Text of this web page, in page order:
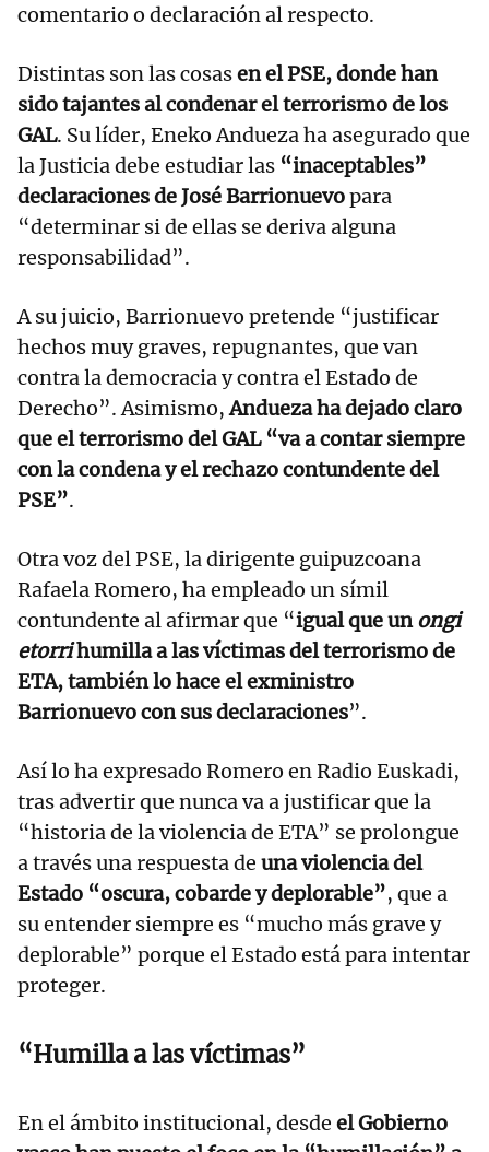
comentario o declaración al respecto.
Distintas son las cosasen el PSE, donde han
sido tajantes al condenar el terrorismo de los
GAL. Su líder, Eneko Andueza ha asegurado que
la Justicia debe estudiar las “inaceptables”
declaraciones de José Barrionuevopara
“determinar si de ellas se deriva alguna
responsabilidad”.
A su juicio, Barrionuevo pretende “justificar
hechos muy graves, repugnantes, que van
contra la democracia y contra el Estado de
Derecho”. Asimismo,Andueza ha dejado claro
que el terrorismo del GAL “va a contar siempre
con la condena y el rechazo contundente del
PSE”.
Otra voz del PSE, la dirigente guipuzcoana
Rafaela Romero, ha empleado un símil
contundente al afirmar que “igual que unongi
etorrihumilla a las víctimas del terrorismo de
ETA, también lo hace el exministro
Barrionuevo con sus declaraciones”.
Así lo ha expresado Romero en Radio Euskadi,
tras advertir que nunca va a justificar que la
“historia de la violencia de ETA” se prolongue
a través una respuesta de una violencia del
Estado “oscura, cobarde y deplorable”, que a
su entender siempre es “mucho más grave y
deplorable” porque el Estado está para intentar
proteger.
“Humilla a las víctimas”
En el ámbito institucional, desde el Gobierno